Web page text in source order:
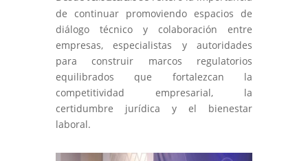
de continuar promoviendo espacios de
diálogo técnico y colaboración entre
empresas, especialistas y autoridades
para construir marcos regulatorios
equilibrados que fortalezcan la
competitividad empresarial, la
certidumbre jurídica y el bienestar
laboral.